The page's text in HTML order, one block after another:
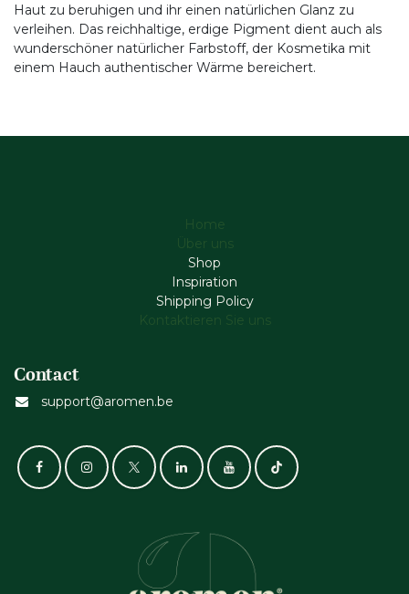
Haut zu beruhigen und ihr einen natürlichen Glanz zu
verleihen. Das reichhaltige, erdige Pigment dient auch als
wunderschöner natürlicher Farbstoff, der Kosmetika mit
einem Hauch authentischer Wärme bereichert.
Home
Über uns
Shop
Inspiration
Shipping Policy
Kontaktieren Sie uns
Contact
support@aromen.be